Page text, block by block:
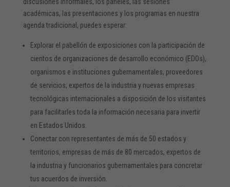
académicas, las presentaciones y los programas en nuestra
agenda tradicional, puedes esperar:
Explorar el pabellón de exposiciones con la participación de
cientos de organizaciones de desarrollo económico (EDOs),
organismos e instituciones gubernamentales, proveedores
de servicios, expertos de la industria y nuevas empresas
tecnológicas internacionales a disposición de los visitantes
para facilitarles toda la información necesaria para invertir
en Estados Unidos.
Conectar con representantes de más de 50 estados y
territorios, empresas de más de 80 mercados, expertos de
la industria y funcionarios gubernamentales para concretar
tus acuerdos de inversión.